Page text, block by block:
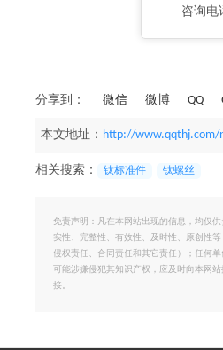
咨询电
分享到： 微信 微博 QQ
本文地址： http://www.qqthj.com/
相关搜索： 钛标准件 钛螺丝
免责声明：凡在本网站出现的信息，均仅
实性、完整性、有效性、及时性、原创性
侵权责任、合同责任和其它责任）；任何
可能涉嫌侵犯其知识产权，应及时向本网
接。